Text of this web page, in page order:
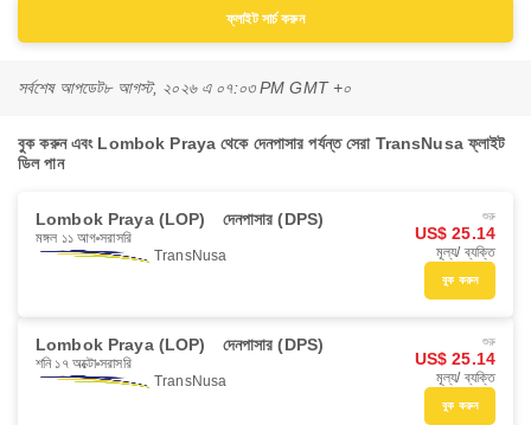
ফ্লাইট সার্চ করুন
সর্বশেষ আপডেট৮ আগস্ট, ২০২৬ এ ০৭:০৩ PM GMT +০
বুক করুন এবং Lombok Praya থেকে দেনপাসার পর্যন্ত সেরা TransNusa ফ্লাইট
ডিল পান
Lombok Praya (LOP) দেনপাসার (DPS)
মঙ্গল ১১ আগ সরাসরি
TransNusa
শুরু
US$ 25.14
মূল্য/ ব্যক্তি
বুক করুন
Lombok Praya (LOP) দেনপাসার (DPS)
শনি ১৭ অক্টো সরাসরি
TransNusa
শুরু
US$ 25.14
মূল্য/ ব্যক্তি
বুক করুন